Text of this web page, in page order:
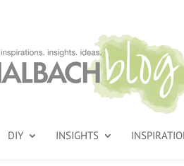
DIY INSIGHTS